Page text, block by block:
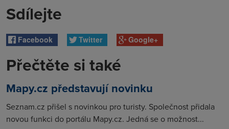
Sdílejte
Facebook Twitter Google+
Přečtěte si také
Mapy.cz představují novinku
Seznam.cz přišel s novinkou pro turisty. Společnost přidala
novou funkci do portálu Mapy.cz. Jedná se o možnost...